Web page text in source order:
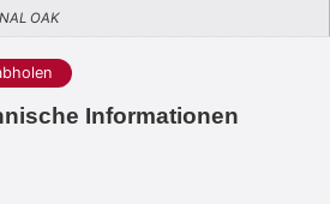
OAK
Informationen